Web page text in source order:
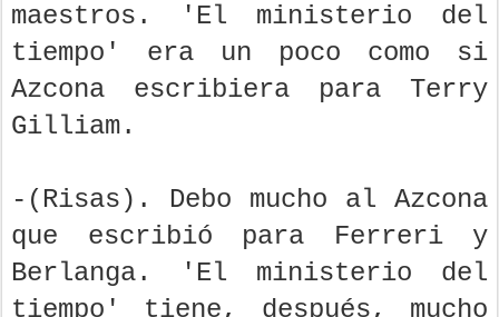
maestros. 'El ministerio del
tiempo' era un poco como si
Azcona escribiera para Terry
Gilliam.
-(Risas). Debo mucho al Azcona
que escribió para Ferreri y
Berlanga. 'El ministerio del
tiempo' tiene, después, mucho